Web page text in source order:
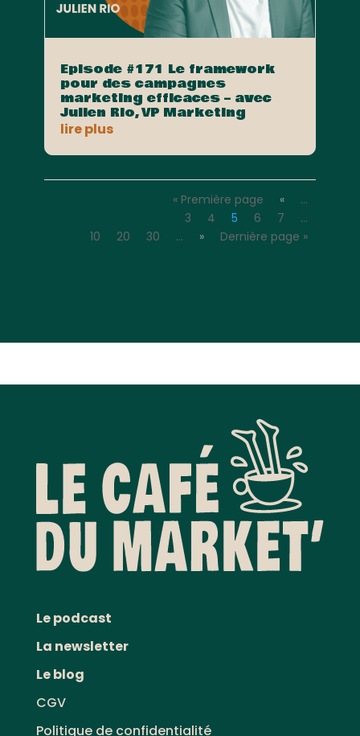
Episode #171 Le framework
pour des campagnes
marketing efficaces – avec
Julien Rio, VP Marketing
lire plus
« Première page «
…
3
4 5 6 7
…
10
20 30 … » Dernière page »
Le podcast
La newsletter
Le blog
CGV
Politique de confidentialité